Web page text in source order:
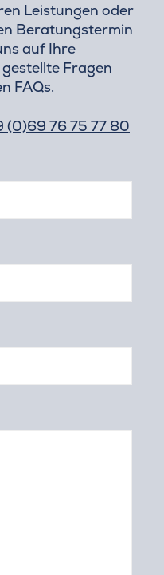
Leistungen oder
Beratungstermin
auf Ihre
Fragen
FAQs.
(0)69 76 75 77 80